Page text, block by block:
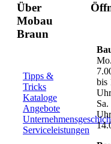
Über
Mobau
Braun
Tipps &
Tricks
Kataloge
Angebote
Serviceleistungen
bis
Uhr